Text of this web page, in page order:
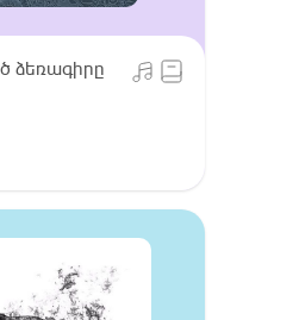
ձեռագիրը